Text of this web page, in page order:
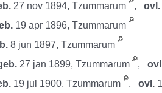
27 nov 1894, Tzummarum , ovl.
19 apr 1896, Tzummarum
8 jun 1897, Tzummarum
27 jan 1899, Tzummarum ,
19 jul 1900, Tzummarum , ovl.